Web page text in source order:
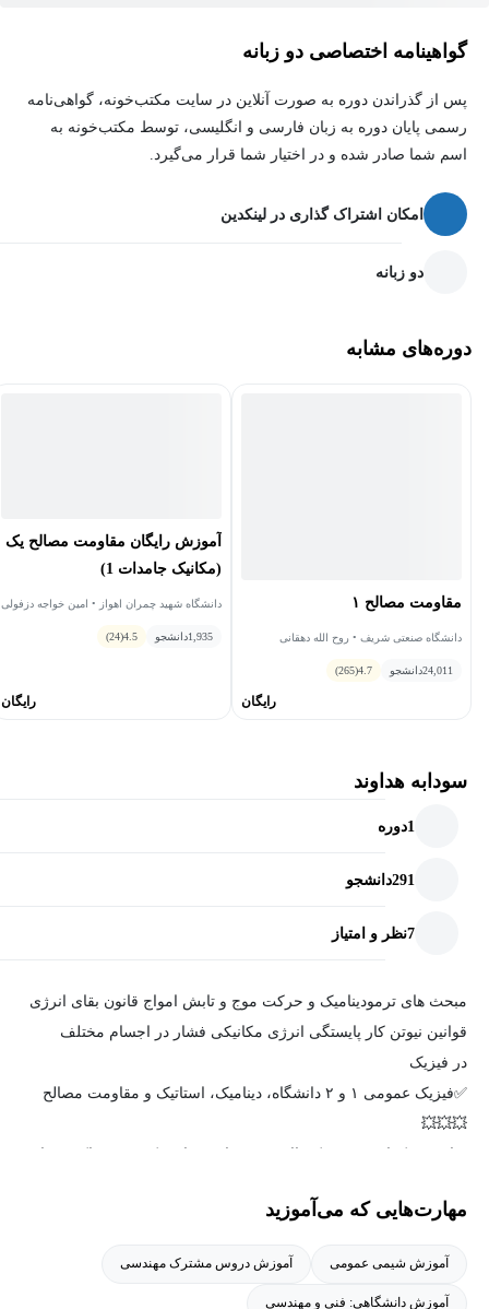
گواهینامه اختصاصی دو زبانه
پس از گذراندن دوره به صورت آنلاین در سایت مکتب‌خونه، گواهی‌نامه
رسمی پایان دوره به زبان فارسی و انگلیسی، توسط مکتب‌خونه به
اسم شما صادر شده و در اختیار شما قرار می‌گیرد.
امکان اشتراک گذاری در لینکدین
دو زبانه
دوره‌های مشابه
مقاومت مصالح ١
دانشگاه صنعتی شریف • روح الله دهقانی
24,011دانشجو 4.7
(265)
رایگان
آموزش رایگان مقاومت مصالح یک
(مکانیک جامدات 1)
دانشگاه شهید چمران اهواز • امین خواجه دزفولی
1,935دانشجو 4.5
(24)
رایگان
سودابه هداوند
1دوره
291دانشجو
7نظر و امتیاز
مبحث های ترمودینامیک و حرکت موج و تابش امواج قانون بقای انرژی
قوانین نیوتن کار پایستگی انرژی مکانیکی فشار در اجسام مختلف
در فیزیک
✅️فیزیک عمومی ۱ و ۲ دانشگاه، دینامیک، استاتیک و مقاومت مصالح
💥💥💥
پیل های الکتروشیمیایی، انواع مخلوط ها و محلول ها
مهارت‌هایی که می‌آموزید
آموزش شیمی عمومی آموزش دروس مشترک مهندسی
آموزش دانشگاهی: فنی و مهندسی